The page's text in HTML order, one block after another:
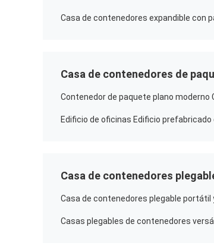
Casa de contenedores de
Edificio de oficinas Edificio
Casa de contenedores